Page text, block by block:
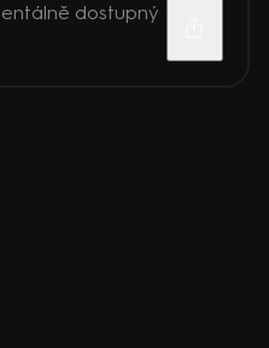
dostupný